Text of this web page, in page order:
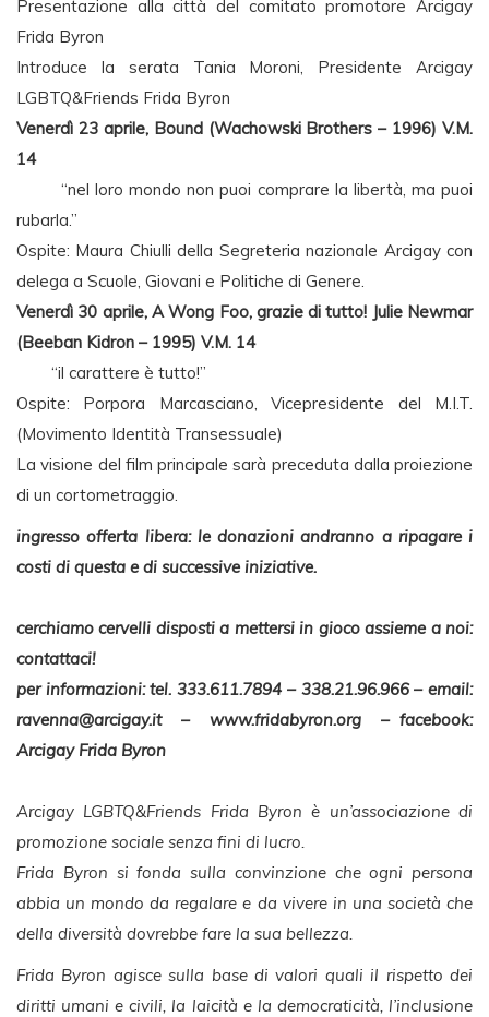
Presentazione alla città del comitato promotore Arcigay
Frida Byron
Introduce la serata Tania Moroni, Presidente Arcigay
LGBTQ&Friends Frida Byron
Venerdì 23 aprile, Bound (Wachowski Brothers – 1996) V.M.
14
“nel loro mondo non puoi comprare la libertà, ma puoi
rubarla.”
Ospite: Maura Chiulli della Segreteria nazionale Arcigay con
delega a Scuole, Giovani e Politiche di Genere.
Venerdì 30 aprile, A Wong Foo, grazie di tutto! Julie Newmar
(Beeban Kidron – 1995) V.M. 14
“il carattere è tutto!”
Ospite: Porpora Marcasciano, Vicepresidente del M.I.T.
(Movimento Identità Transessuale)
La visione del film principale sarà preceduta dalla proiezione
di un cortometraggio.
ingresso offerta libera: le donazioni andranno a ripagare i
costi di questa e di successive iniziative.
cerchiamo cervelli disposti a mettersi in gioco assieme a noi:
contattaci!
per informazioni: tel. 333.611.7894 – 338.21.96.966 – email:
ravenna@arcigay.it– www.fridabyron.org – facebook:
Arcigay Frida Byron
Arcigay LGBTQ&Friends Frida Byron è un’associazione di
promozione sociale senza fini di lucro.
Frida Byron si fonda sulla convinzione che ogni persona
abbia un mondo da regalare e da vivere in una società che
della diversità dovrebbe fare la sua bellezza.
Frida Byron agisce sulla base di valori quali il rispetto dei
diritti umani e civili, la laicità e la democraticità, l’inclusione